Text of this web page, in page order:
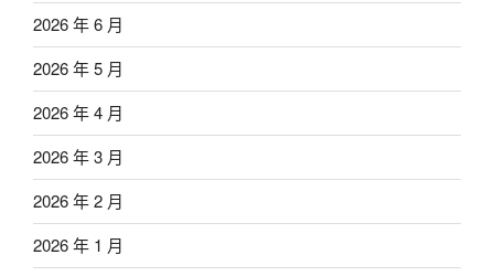
2026 年 6 月
2026 年 5 月
2026 年 4 月
2026 年 3 月
2026 年 2 月
2026 年 1 月